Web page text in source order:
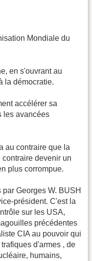
Mondiale du
en s'ouvrant au
la démocratie.
accélérer sa
les avancées
au contraire que la
devenir un
plus corrompue.
Georges W. BUSH
président. C'est la
sur les USA,
précédentes
CIA au pouvoir qui
d'armes , de
humains,